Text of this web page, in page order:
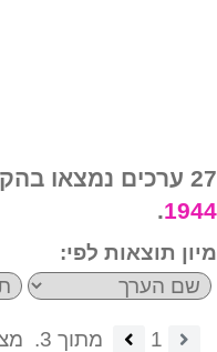
27 ערכים נמצאו בהקשר לנושא:
1944
.
מיון תוצאות לפי:
1 מתוך 3.
מציג